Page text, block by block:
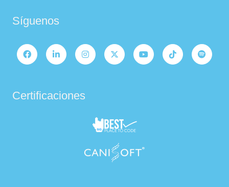
Síguenos
Certificaciones